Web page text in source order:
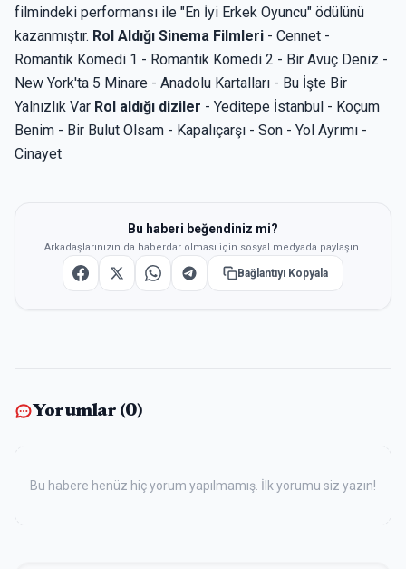
filmindeki performansı ile "En İyi Erkek Oyuncu" ödülünü
kazanmıştır. Rol Aldığı Sinema Filmleri - Cennet -
Romantik Komedi 1 - Romantik Komedi 2 - Bir Avuç Deniz -
New York'ta 5 Minare - Anadolu Kartalları - Bu İşte Bir
Yalnızlık Var Rol aldığı diziler - Yeditepe İstanbul - Koçum
Benim - Bir Bulut Olsam - Kapalıçarşı - Son - Yol Ayrımı -
Cinayet
Bu haberi beğendiniz mi?
Arkadaşlarınızın da haberdar olması için sosyal medyada paylaşın.
Bağlantıyı Kopyala
Yorumlar (0)
Bu habere henüz hiç yorum yapılmamış. İlk yorumu siz yazın!